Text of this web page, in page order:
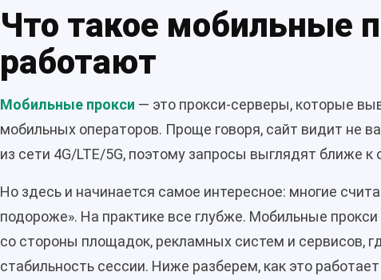
Что такое мобильные
работают
Мобильные прокси — это прокси-серверы, которые
мобильных операторов. Проще говоря, сайт видит не
из сети 4G/LTE/5G, поэтому запросы выглядят ближе
Но здесь и начинается самое интересное: многие
подороже». На практике все глубже. Мобильные
со стороны площадок, рекламных систем и сервисов,
стабильность сессии. Ниже разберем, как это